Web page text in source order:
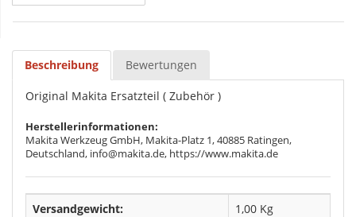
Beschreibung Bewertungen
Original Makita Ersatzteil ( Zubehör )
Herstellerinformationen:
Makita Werkzeug GmbH, Makita-Platz 1, 40885 Ratingen,
Deutschland, info@makita.de, https://www.makita.de
Versandgewicht: 1,00 Kg